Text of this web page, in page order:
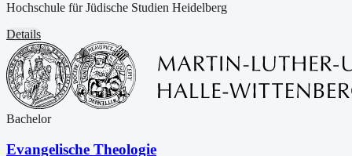
Hochschule für Jüdische Studien Heidelberg
Details
Bachelor
Evangelische Theologie